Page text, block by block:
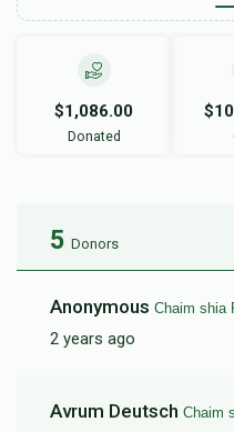
$1,086.00
Donated
5 Donors
Anonymous Chaim shia
2 years ago
Avrum Deutsch Chaim